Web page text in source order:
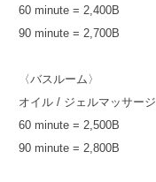
60 minute = 2,400B
90 minute = 2,700B
〈バスルーム〉
オイル / ジェルマッサージ
60 minute = 2,500B
90 minute = 2,800B